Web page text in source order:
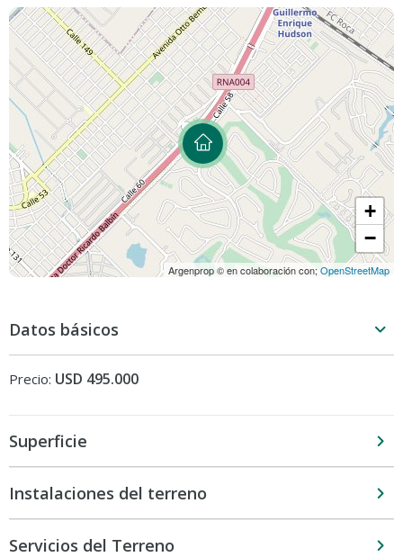
+
−
Argenprop © en colaboración con;OpenStreetMap
Datos básicos
Precio: USD 495.000
Superficie
Instalaciones del terreno
Servicios del Terreno